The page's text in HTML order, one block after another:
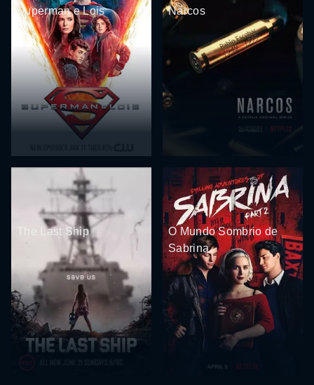
Superman e Lois Narcos
The Last Ship
O Mundo Sombrio de
Sabrina